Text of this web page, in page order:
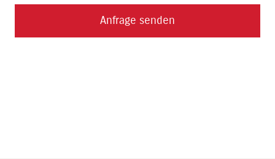
Anfrage senden